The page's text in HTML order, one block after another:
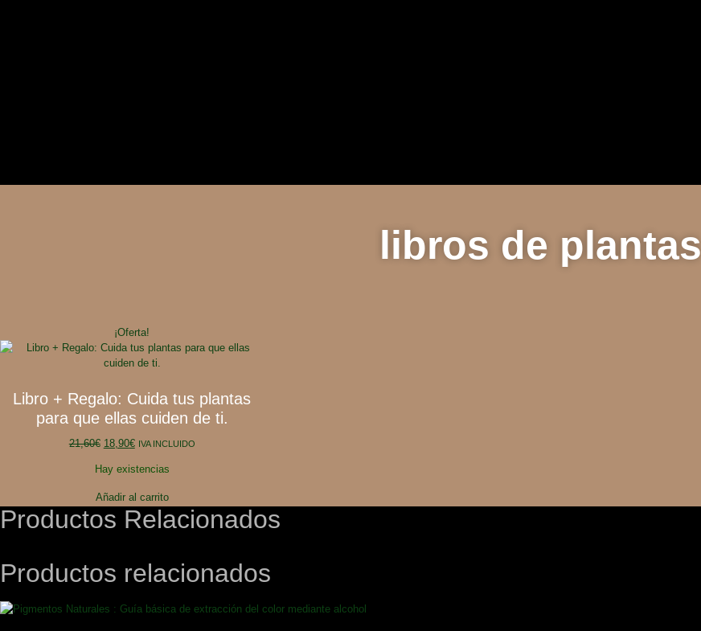
libros de plantas
¡Oferta!
Libro + Regalo: Cuida tus plantas
para que ellas cuiden de ti.
21,60€ 18,90€ IVA INCLUIDO
Hay existencias
Añadir al carrito
Productos Relacionados
Productos relacionados